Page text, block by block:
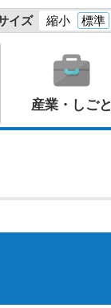
イズ 縮小 標準
産業・しごと